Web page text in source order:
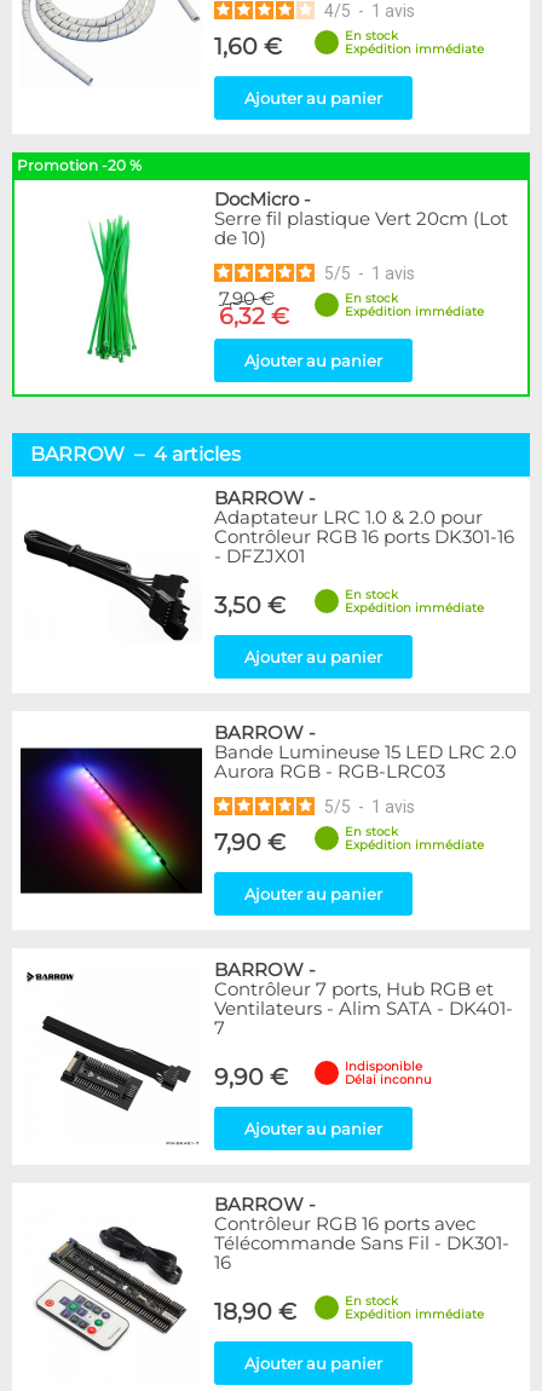
4/5 - 1 avis
1,60 €
En stock
Expédition immédiate
Ajouter au panier
Promotion -20 %
DocMicro-
Serre fil plastique Vert 20cm (Lot
de 10)
5/5 - 1 avis
7,90 €
6,32 €
En stock
Expédition immédiate
Ajouter au panier
BARROW – 4 articles
BARROW -
Adaptateur LRC 1.0 & 2.0 pour
Contrôleur RGB 16 ports DK301-16
- DFZJX01
3,50 €
En stock
Expédition immédiate
Ajouter au panier
BARROW -
Bande Lumineuse 15 LED LRC 2.0
Aurora RGB - RGB-LRC03
5/5 - 1 avis
7,90 €
En stock
Expédition immédiate
Ajouter au panier
BARROW -
Contrôleur 7 ports, Hub RGB et
Ventilateurs - Alim SATA - DK401-
7
9,90 €
Indisponible
Délai inconnu
Ajouter au panier
BARROW -
Contrôleur RGB 16 ports avec
Télécommande Sans Fil - DK301-
16
18,90 €
En stock
Expédition immédiate
Ajouter au panier